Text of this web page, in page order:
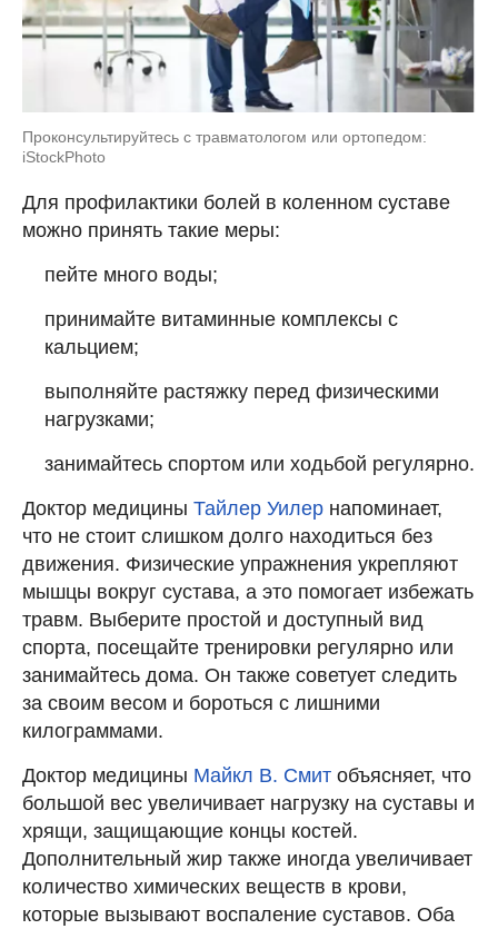
Проконсультируйтесь с травматологом или ортопедом:
iStockPhoto
Для профилактики болей в коленном суставе
можно принять такие меры:
пейте много воды;
принимайте витаминные комплексы с
кальцием;
выполняйте растяжку перед физическими
нагрузками;
занимайтесь спортом или ходьбой регулярно.
Доктор медицины Тайлер Уилер напоминает,
что не стоит слишком долго находиться без
движения. Физические упражнения укрепляют
мышцы вокруг сустава, а это помогает избежать
травм. Выберите простой и доступный вид
спорта, посещайте тренировки регулярно или
занимайтесь дома. Он также советует следить
за своим весом и бороться с лишними
килограммами.
Доктор медицины Майкл В. Смит объясняет, что
большой вес увеличивает нагрузку на суставы и
хрящи, защищающие концы костей.
Дополнительный жир также иногда увеличивает
количество химических веществ в крови,
которые вызывают воспаление суставов. Оба